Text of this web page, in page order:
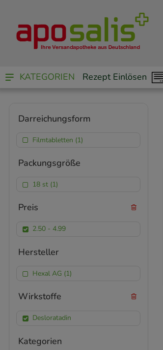
KATEGORIEN Rezept Einlösen
Darreichungsform
Filmtabletten (1)
Packungsgröße
18 st (1)
Preis
2.50 - 4.99
Hersteller
Hexal AG (1)
Wirkstoffe
Desloratadin
Kategorien